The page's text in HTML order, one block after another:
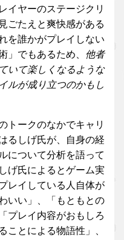
イヤーのステージクリ
ごたえと爽快感がある
を誰かがプレイしない
」でもあるため、 他者
いて楽しくなるような
ルが成り立つのかもし
トークのなかでキャリ
るしげ氏が、自身の経
について分析を語って
げ氏によるとゲーム実
レイしている人自体が
いい」、「もともとの
プレイ内容がおもしろ
ことによる物語性」、